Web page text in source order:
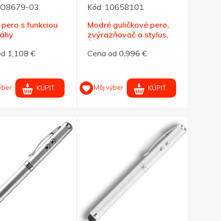
03
pero s funkciou
1,108 €
KÚPIŤ
Kód: 10658101
Modré guličkové pero,
zvýrazňovač a stylus,
Cena od 0,996 €
Môj výber KÚPIŤ